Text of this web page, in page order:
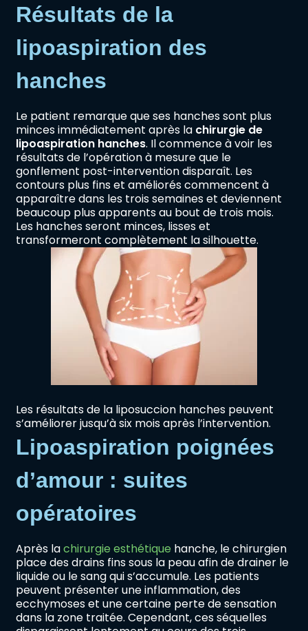
Résultats de la
lipoaspiration des
hanches
Le patient remarque que ses hanches sont plus
minces immédiatement après la chirurgie de
lipoaspiration hanches. Il commence à voir les
résultats de l’opération à mesure que le
gonflement post-intervention disparaît. Les
contours plus fins et améliorés commencent à
apparaître dans les trois semaines et deviennent
beaucoup plus apparents au bout de trois mois.
Les hanches seront minces, lisses et
transformeront complètement la silhouette.
Les résultats de la liposuccion hanches peuvent
s’améliorer jusqu’à six mois après l’intervention.
Lipoaspiration poignées
d’amour : suites
opératoires
Après lachirurgie esthétique hanche, le chirurgien
place des drains fins sous la peau afin de drainer le
liquide ou le sang qui s’accumule. Les patients
peuvent présenter une inflammation, des
ecchymoses et une certaine perte de sensation
dans la zone traitée. Cependant, ces séquelles